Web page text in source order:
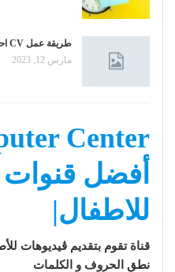
طريقة عمل CV احترافي
مارس 12, 2023
أفضل قنوات
للاطفال|
قناة تقوم بتقديم ڤيديوهات
نطق الحروف و الكلمات